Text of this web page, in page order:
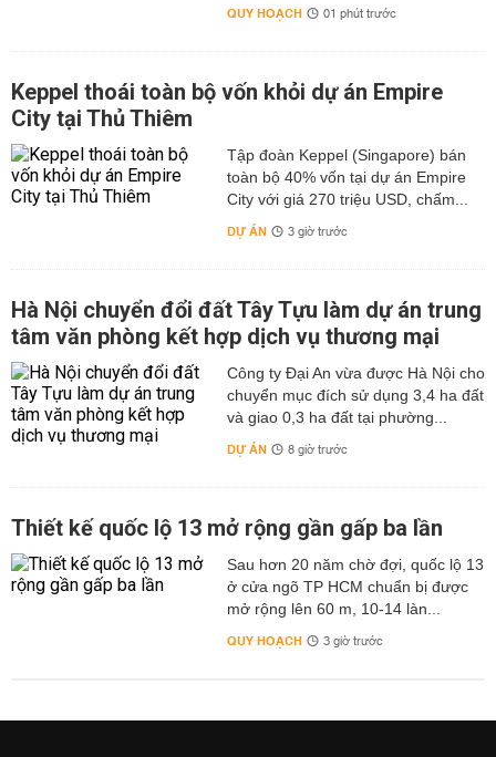
QUY HOẠCH 01 phút trước
Keppel thoái toàn bộ vốn khỏi dự án Empire
City tại Thủ Thiêm
Tập đoàn Keppel (Singapore) bán
toàn bộ 40% vốn tại dự án Empire
City với giá 270 triệu USD, chấm...
DỰ ÁN 3 giờ trước
Hà Nội chuyển đổi đất Tây Tựu làm dự án trung
tâm văn phòng kết hợp dịch vụ thương mại
Công ty Đại An vừa được Hà Nội cho
chuyển mục đích sử dụng 3,4 ha đất
và giao 0,3 ha đất tại phường...
DỰ ÁN 8 giờ trước
Thiết kế quốc lộ 13 mở rộng gần gấp ba lần
Sau hơn 20 năm chờ đợi, quốc lộ 13
ở cửa ngõ TP HCM chuẩn bị được
mở rộng lên 60 m, 10-14 làn...
QUY HOẠCH 3 giờ trước